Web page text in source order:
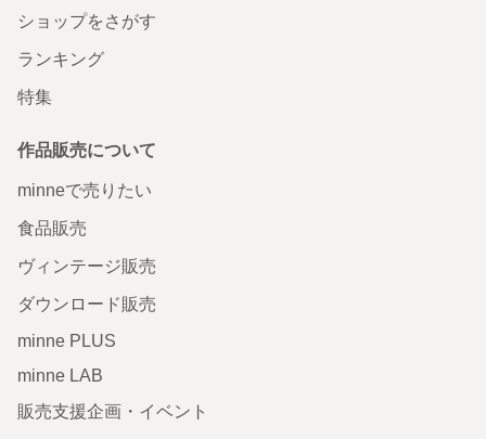
ショップをさがす
ランキング
特集
作品販売について
minneで売りたい
食品販売
ヴィンテージ販売
ダウンロード販売
minne PLUS
minne LAB
販売支援企画・イベント